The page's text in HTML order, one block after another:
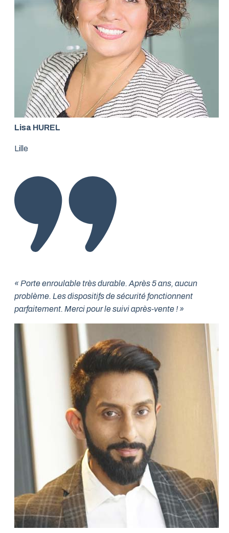
Lisa HUREL
Lille
« Porte enroulable très durable. Après 5 ans, aucun
problème. Les dispositifs de sécurité fonctionnent
parfaitement. Merci pour le suivi après-vente ! »